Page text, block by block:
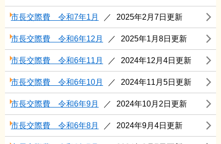
市長交際費 令和7年1月 2025年2月7日更新
市長交際費 令和6年12月 2025年1月8日更新
市長交際費 令和6年11月 2024年12月4日更新
市長交際費 令和6年10月 2024年11月5日更新
市長交際費 令和6年9月 2024年10月2日更新
市長交際費 令和6年8月 2024年9月4日更新